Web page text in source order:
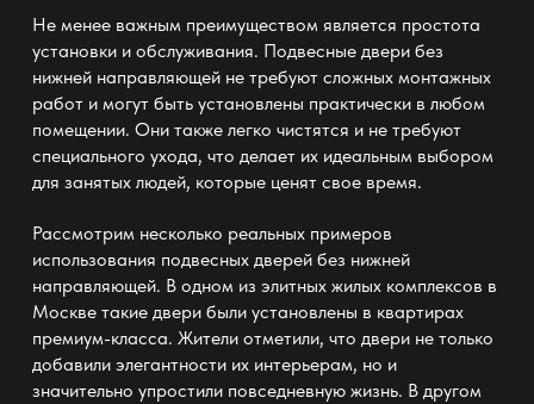
Не менее важным преимуществом является простота
установки и обслуживания. Подвесные двери без
нижней направляющейне требуют сложных монтажных
работ и могут быть установлены практически в любом
помещении. Они также легко чистятся и не требуют
специального ухода, что делает их идеальным выбором
для занятых людей, которые ценят свое время.
Рассмотрим несколько реальных примеров
использования подвесных дверей без нижней
направляющей. В одном из элитных жилых комплексов в
Москве такие двери были установлены в квартирах
премиум-класса. Жители отметили, что двери не только
добавили элегантности их интерьерам, но и
значительно упростили повседневную жизнь. В другом